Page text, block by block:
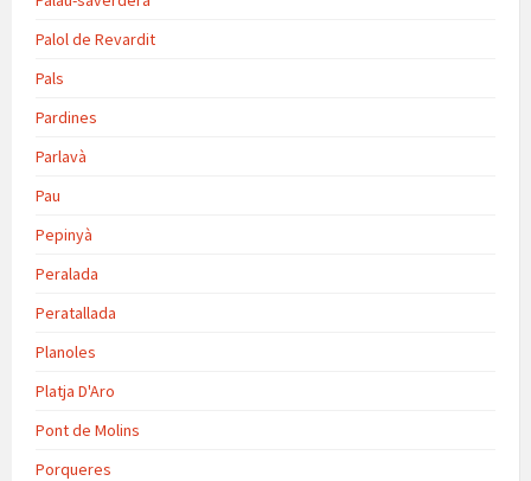
Palol de Revardit
Pals
Pardines
Parlavà
Pau
Pepinyà
Peralada
Peratallada
Planoles
Platja D'Aro
Pont de Molins
Porqueres